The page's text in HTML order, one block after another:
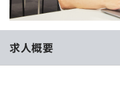
学校向けプラン
契約内容・クーポン
求人概要